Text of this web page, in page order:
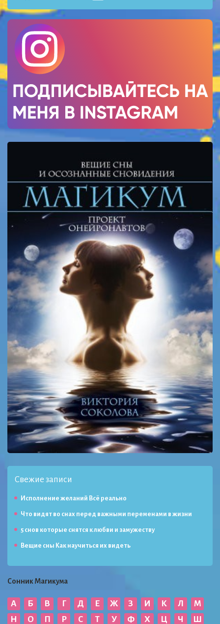
Свежие записи
Исполнение желаний Всё реально
Что видят во снах перед важными переменами в жизни
5 снов которые снятся к любви и замужеству
Вещие сны Как научиться их видеть
Сонник Магикума
А Б В Г Д Е Ж З И К Л
М
Н
О П Р С Т У Ф Х Ц Ч Ш